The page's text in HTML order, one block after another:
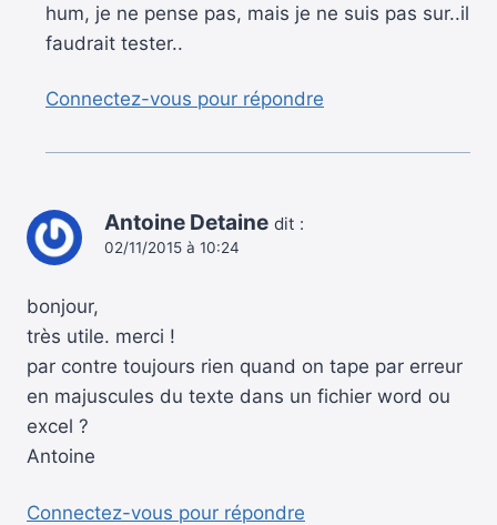
hum, je ne pense pas, mais je ne suis pas sur..il
faudrait tester..
Connectez-vous pour répondre
Antoine Detaine dit :
02/11/2015 à 10:24
bonjour,
très utile. merci !
par contre toujours rien quand on tape par erreur
en majuscules du texte dans un fichier word ou
excel ?
Antoine
Connectez-vous pour répondre